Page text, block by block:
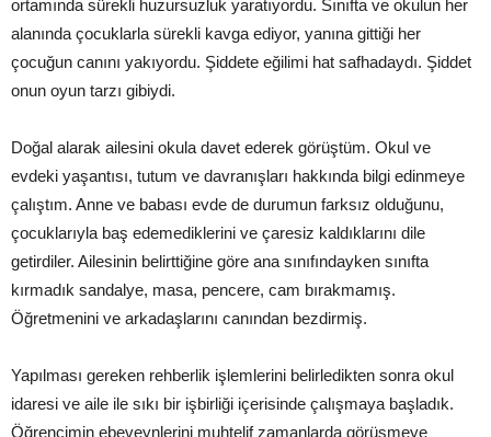
ortamında sürekli huzursuzluk yaratıyordu. Sınıfta ve okulun her
alanında çocuklarla sürekli kavga ediyor, yanına gittiği her
çocuğun canını yakıyordu. Şiddete eğilimi hat safhadaydı. Şiddet
onun oyun tarzı gibiydi.
Doğal alarak ailesini okula davet ederek görüştüm. Okul ve
evdeki yaşantısı, tutum ve davranışları hakkında bilgi edinmeye
çalıştım. Anne ve babası evde de durumun farksız olduğunu,
çocuklarıyla baş edemediklerini ve çaresiz kaldıklarını dile
getirdiler. Ailesinin belirttiğine göre ana sınıfındayken sınıfta
kırmadık sandalye, masa, pencere, cam bırakmamış.
Öğretmenini ve arkadaşlarını canından bezdirmiş.
Yapılması gereken rehberlik işlemlerini belirledikten sonra okul
idaresi ve aile ile sıkı bir işbirliği içerisinde çalışmaya başladık.
Öğrencimin ebeveynlerini muhtelif zamanlarda görüşmeye